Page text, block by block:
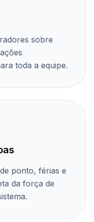
sobre
toda a equipe.
ponto, férias e
da força de